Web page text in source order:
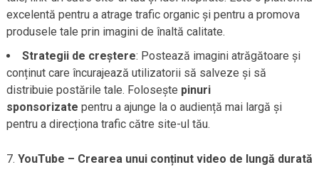
excelentă pentru a atrage trafic organic și pentru a promova
produsele tale prin imagini de înaltă calitate.
Strategii de creștere: Postează imagini atrăgătoare și
conținut care încurajează utilizatorii să salveze și să
distribuie postările tale. Folosește pinuri
sponsorizate pentru a ajunge la o audiență mai largă și
pentru a direcționa trafic către site-ul tău.
YouTube – Crearea unui conținut video de lungă durată